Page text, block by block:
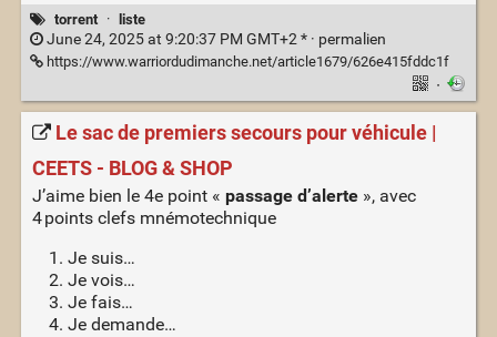
torrent · liste
June 24, 2025 at 9:20:37 PM GMT+2 * · permalien
https://www.warriordudimanche.net/article1679/626e415fddc1f
·
Le sac de premiers secours pour véhicule |
CEETS - BLOG & SHOP
J’aime bien le 4e point « passage d’alerte», avec
4 points clefs mnémotechnique
Je suis…
Je vois…
Je fais…
Je demande…